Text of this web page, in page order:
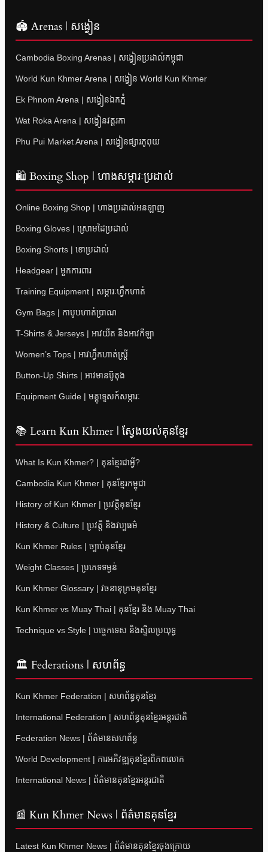
🏟 Arenas | សង្វៀន
Cambodia Boxing Arenas | សង្វៀនប្រដាល់កម្ពុជា
World Kun Khmer Arena | សង្វៀន World Kun Khmer
Ek Phnom Arena | សង្វៀនឯកភ្នំ
Wat Roka Arena | សង្វៀនវត្តរកា
Phu Pui Market Arena | សង្វៀនផ្សារភូពុយ
🛍 Boxing Shop | ហាងសម្ភារៈប្រដាល់
Online Boxing Shop | ហាងប្រដាល់អនឡាញ
Boxing Gloves | ស្រោមដៃប្រដាល់
Boxing Shorts | ខោប្រដាល់
Headgear | មួកការពារ
Training Equipment | សម្ភារៈហ្វឹកហាត់
Gym Bags | កាបូបហាត់ប្រាណ
T-Shirts & Jerseys | អាវយឺត និងអាវកីឡា
Women’s Tops | អាវហ្វឹកហាត់ស្ត្រី
Button-Up Shirts | អាវមានប៊ូតុង
Equipment Guide | មគ្គុទ្ទេសក៍សម្ភារៈ
📚 Learn Kun Khmer | ស្វែងយល់គុនខ្មែរ
What Is Kun Khmer? | គុនខ្មែរជាអ្វី?
Cambodia Kun Khmer | គុនខ្មែរកម្ពុជា
History of Kun Khmer | ប្រវត្តិគុនខ្មែរ
History & Culture | ប្រវត្តិ និងវប្បធម៌
Kun Khmer Rules | ច្បាប់គុនខ្មែរ
Weight Classes | ប្រភេទទម្ងន់
Kun Khmer Glossary | វចនានុក្រមគុនខ្មែរ
Kun Khmer vs Muay Thai | គុនខ្មែរ និង Muay Thai
Technique vs Style | បច្ចេកទេស និងស្ទីលប្រយុទ្ធ
🏛 Federations | សហព័ន្ធ
Kun Khmer Federation | សហព័ន្ធគុនខ្មែរ
International Federation | សហព័ន្ធគុនខ្មែរអន្តរជាតិ
Federation News | ព័ត៌មានសហព័ន្ធ
World Development | ការអភិវឌ្ឍគុនខ្មែរពិភពលោក
International News | ព័ត៌មានគុនខ្មែរអន្តរជាតិ
📰 Kun Khmer News | ព័ត៌មានគុនខ្មែរ
Latest Kun Khmer News | ព័ត៌មានគុនខ្មែរចុងក្រោយ